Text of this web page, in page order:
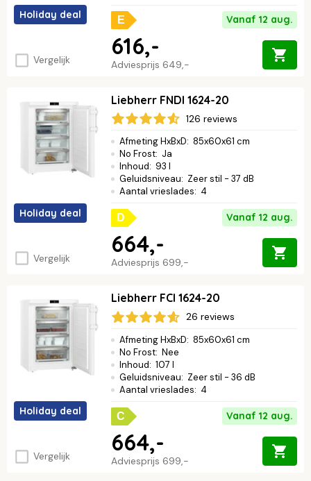
Holiday deal
Vergelijk
E Vanaf 12 aug.
Adviesprijs 649,-
616,-
Holiday deal
Vergelijk
Liebherr FNDI 1624-20
126 reviews
Afmeting HxBxD: 85x60x61 cm
No Frost: Ja
Inhoud: 93 l
Geluidsniveau: Zeer stil - 37 dB
Aantal vrieslades: 4
D Vanaf 12 aug.
Adviesprijs 699,-
664,-
Holiday deal
Vergelijk
Liebherr FCI 1624-20
26 reviews
Afmeting HxBxD: 85x60x61 cm
No Frost: Nee
Inhoud: 107 l
Geluidsniveau: Zeer stil - 36 dB
Aantal vrieslades: 4
C Vanaf 12 aug.
Adviesprijs 699,-
664,-